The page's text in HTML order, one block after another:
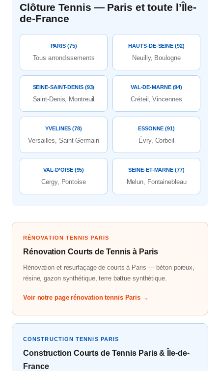
Clôture Tennis — Paris et toute l’Île-
de-France
PARIS (75)
Tous arrondissements
HAUTS-DE-SEINE (92)
Neuilly, Boulogne
SEINE-SAINT-DENIS (93)
Saint-Denis, Montreuil
VAL-DE-MARNE (94)
Créteil, Vincennes
YVELINES (78)
Versailles, Saint-Germain
ESSONNE (91)
Évry, Corbeil
VAL-D’OISE (95)
Cergy, Pontoise
SEINE-ET-MARNE (77)
Melun, Fontainebleau
RÉNOVATION TENNIS PARIS
Rénovation Courts de Tennis à Paris
Rénovation et resurfaçage de courts à Paris — béton poreux,
résine, gazon synthétique, terre battue synthétique.
Voir notre page rénovation tennis Paris →
CONSTRUCTION TENNIS PARIS
Construction Courts de Tennis Paris & Île-de-
France